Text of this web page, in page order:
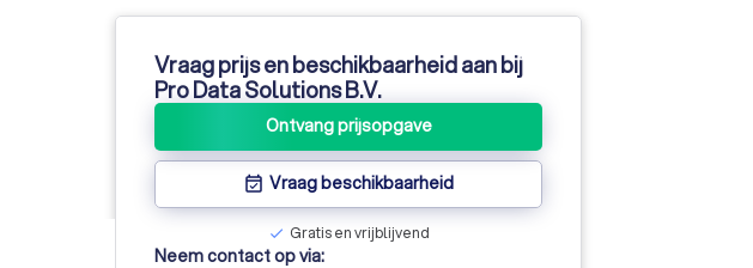
Vraag prijs en beschikbaarheid aan bij
Pro Data Solutions B.V.
Ontvang prijsopgave
event_available Vraag beschikbaarheid
check Gratis en vrijblijvend
Neem contact op via: